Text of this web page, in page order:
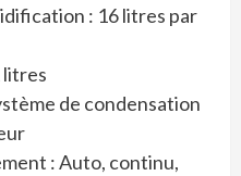
: 16 litres par
litres
de condensation
: Auto, continu,